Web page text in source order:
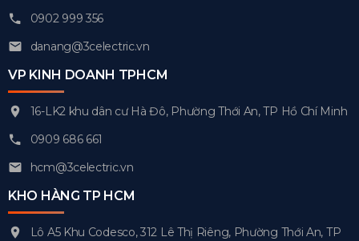
0902 999 356
danang@3celectric.vn
VP KINH DOANH TPHCM
16-LK2 khu dân cư Hà Đô, Phường Thới An, TP Hồ Chí Minh
0909 686 661
hcm@3celectric.vn
KHO HÀNG TP HCM
Lô A5 Khu Codesco, 312 Lê Thị Riêng, Phường Thới An, TP